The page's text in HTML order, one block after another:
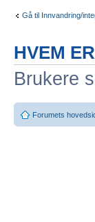
Gå til Innvandring/
HVEM
Brukere
Forumets